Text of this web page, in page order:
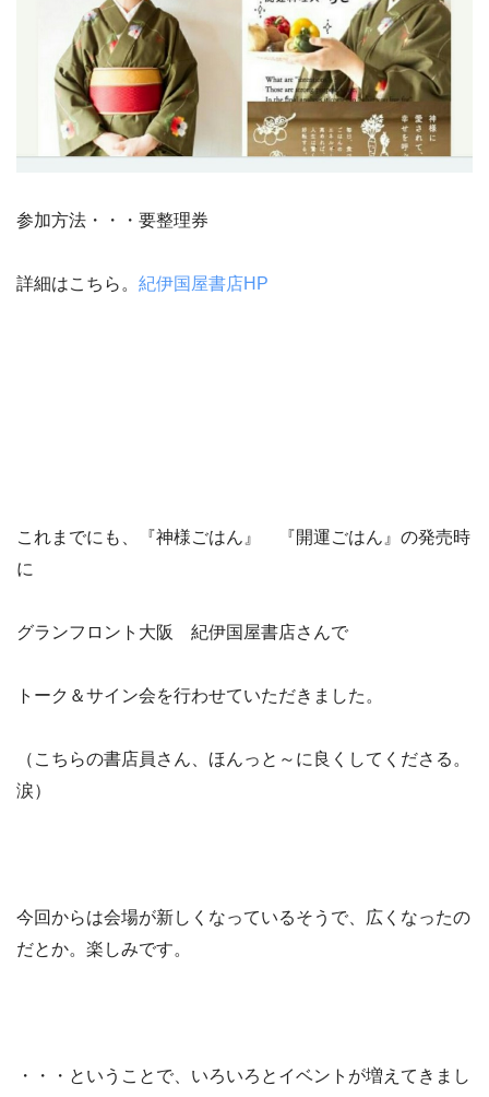
参加方法・・・要整理券
詳細はこちら。 紀伊国屋書店HP
これまでにも、『神様ごはん』 『開運ごはん』の発売時
に
グランフロント大阪 紀伊国屋書店さんで
トーク＆サイン会を行わせていただきました。
（こちらの書店員さん、ほんっと～に良くしてくださる。
涙）
今回からは会場が新しくなっているそうで、広くなったの
だとか。楽しみです。
・・・ということで、いろいろとイベントが増えてきまし